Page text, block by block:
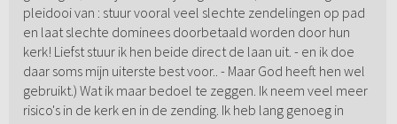
pleidooi van : stuur vooral veel slechte zendelingen op pad
en laat slechte dominees doorbetaald worden door hun
kerk! Liefst stuur ik hen beide direct de laan uit. - en ik doe
daar soms mijn uiterste best voor.. - Maar God heeft hen wel
gebruikt.) Wat ik maar bedoel te zeggen. Ik neem veel meer
risico's in de kerk en in de zending. Ik heb lang genoeg in